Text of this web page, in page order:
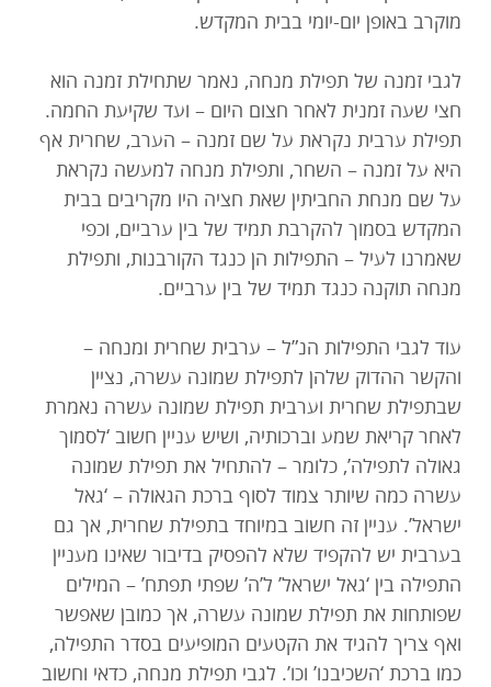
מוקרב באופן יום-יומי בבית המקדש.
לגבי זמנה של תפילת מנחה, נאמר שתחילת זמנה הוא
חצי שעה זמנית לאחר חצום היום – ועד שקיעת החמה.
תפילת ערבית נקראת על שם זמנה – הערב, שחרית אף
היא על זמנה – השחר, ותפילת מנחה למעשה נקראת
על שם מנחת החביתין שאת חציה היו מקריבים בבית
המקדש בסמוך להקרבת תמיד של בין ערביים, וכפי
שאמרנו לעיל – התפילות הן כנגד הקורבנות, ותפילת
מנחה תוקנה כנגד תמיד של בין ערביים.
עוד לגבי התפילות הנ”ל – ערבית שחרית ומנחה –
והקשר ההדוק שלהן לתפילת שמונה עשרה, נציין
שבתפילת שחרית וערבית תפילת שמונה עשרה נאמרת
לאחר קריאת שמע וברכותיה, ושיש עניין חשוב ‘לסמוך
גאולה לתפילה’, כלומר – להתחיל את תפילת שמונה
עשרה כמה שיותר צמוד לסוף ברכת הגאולה – ‘גאל
ישראל’. עניין זה חשוב במיוחד בתפילת שחרית, אך גם
בערבית יש להקפיד שלא להפסיק בדיבור שאינו מעניין
התפילה בין ‘גאל ישראל’ ל’ה’ שפתי תפתח’ – המילים
שפותחות את תפילת שמונה עשרה, אך כמובן שאפשר
ואף צריך להגיד את הקטעים המופיעים בסדר התפילה,
כמו ברכת ‘השכיבנו’ וכו’. לגבי תפילת מנחה, כדאי וחשוב